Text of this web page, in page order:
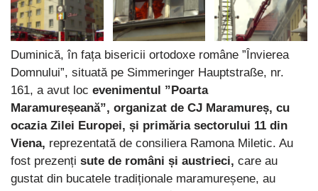
Duminică, în fața bisericii ortodoxe române ”Învierea
Domnului”, situată pe Simmeringer Hauptstraße, nr.
161, a avut loc evenimentul ”Poarta
Maramureșeană”, organizat de CJ Maramureș, cu
ocazia Zilei Europei, și primăria sectorului 11 din
Viena, reprezentată de consiliera Ramona Miletic. Au
fost prezenți sute de români și austrieci, care au
gustat din bucatele tradiționale maramureșene, au